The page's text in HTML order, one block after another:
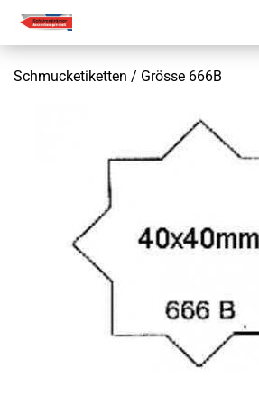
Schmucketiketten / Grösse 666B